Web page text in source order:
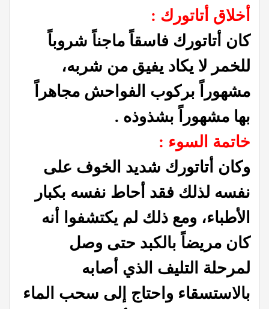
أخلاق أتاتورك :
كان أتاتورك فاسقاً ماجناً شروباً
للخمر لا يكاد يفيق من شربه،
مشهوراً بركوب الفواحش مجاهراً
بها مشهوراً بشذوذه .
خاتمة السوء :
وكان أتاتورك شديد الخوف على
نفسه لذلك فقد أحاط نفسه بكبار
الأطباء، ومع ذلك لم يكتشفوا أنه
كان مريضاً بالكبد حتى وصل
لمرحلة التليف الذي أصابه
بالاستسقاء واحتاج إلى سحب الماء